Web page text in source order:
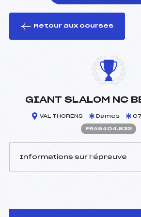
le ski
Retour aux courses
GIANT SLALOM NC
VAL THORENS Dames
FRA5404.832
Informations sur l’épreuve
Arbitre :